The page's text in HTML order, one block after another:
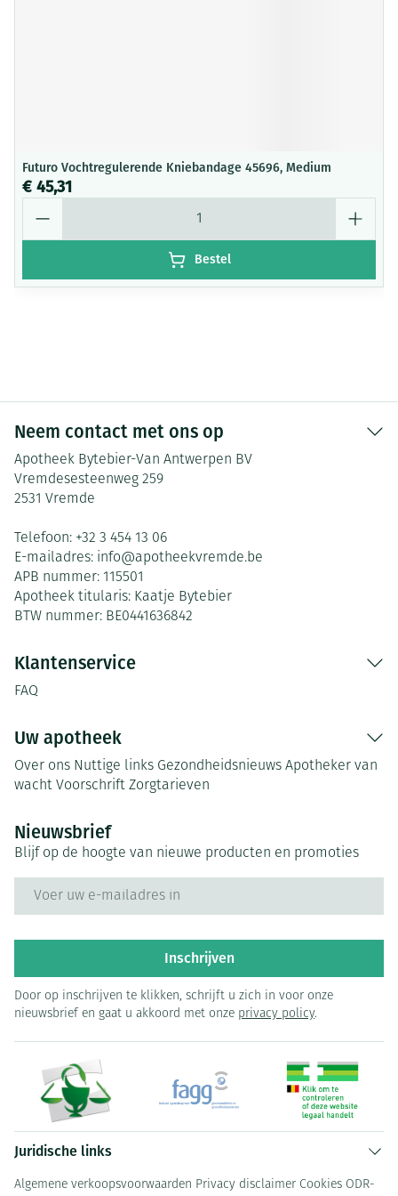
Futuro Vochtregulerende Kniebandage 45696, Medium
€ 45,31
Bestel
Neem contact met ons op
Apotheek Bytebier-Van Antwerpen BV
Vremdesesteenweg 259
2531 Vremde
Telefoon: +32 3 454 13 06
E-mailadres: info@apotheekvremde.be
APB nummer: 115501
Apotheek titularis: Kaatje Bytebier
BTW nummer: BE0441636842
Klantenservice
FAQ
Uw apotheek
Over ons Nuttige links Gezondheidsnieuws Apotheker van
wacht Voorschrift Zorgtarieven
Nieuwsbrief
Blijf op de hoogte van nieuwe producten en promoties
Inschrijven
Door op inschrijven te klikken, schrijft u zich in voor onze
nieuwsbrief en gaat u akkoord met onze privacy policy.
Juridische links
Algemene verkoopsvoorwaarden Privacy disclaimer Cookies ODR-